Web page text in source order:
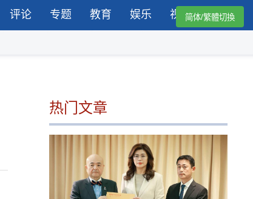
评论 专题 教育 娱乐 视频简体/繁體切換
热门文章